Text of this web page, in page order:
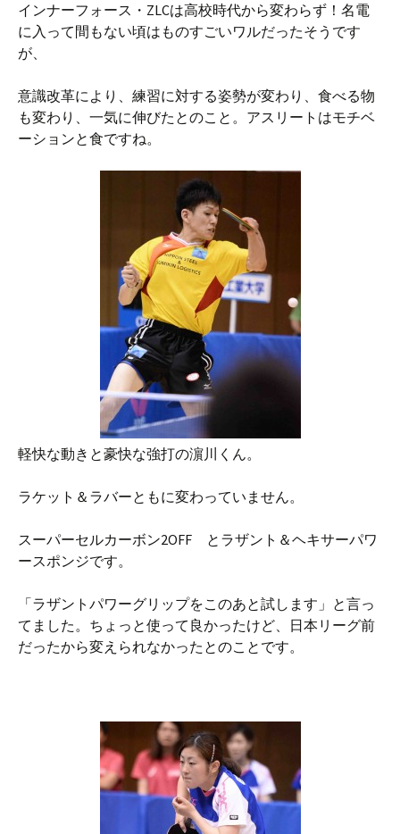
インナーフォース・ZLCは高校時代から変わらず！名電
に入って間もない頃はものすごいワルだったそうです
が、
意識改革により、練習に対する姿勢が変わり、食べる物
も変わり、一気に伸びたとのこと。アスリートはモチベ
ーションと食ですね。
軽快な動きと豪快な強打の濵川くん。
ラケット＆ラバーともに変わっていません。
スーパーセルカーボン2OFF とラザント＆ヘキサーパワ
ースポンジです。
「ラザントパワーグリップをこのあと試します」と言っ
てました。ちょっと使って良かったけど、日本リーグ前
だったから変えられなかったとのことです。